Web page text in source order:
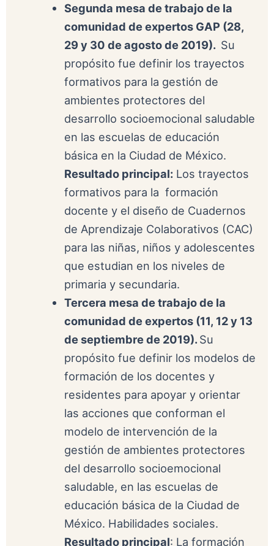
Segunda mesa de trabajo de la
comunidad de expertos GAP (28,
29 y 30 de agosto de 2019). Su
propósito fue definir los trayectos
formativos para la gestión de
ambientes protectores del
desarrollo socioemocional saludable
en las escuelas de educación
básica en la Ciudad de México.
Resultado principal:Los trayectos
formativos para la formación
docente y el diseño de Cuadernos
de Aprendizaje Colaborativos (CAC)
para las niñas, niños y adolescentes
que estudian en los niveles de
primaria y secundaria.
Tercera mesa de trabajo de la
comunidad de expertos (11, 12 y 13
de septiembre de 2019).Su
propósito fue definir los modelos de
formación de los docentes y
residentes para apoyar y orientar
las acciones que conforman el
modelo de intervención de la
gestión de ambientes protectores
del desarrollo socioemocional
saludable, en las escuelas de
educación básica de la Ciudad de
México. Habilidades sociales.
Resultado principal: La formación